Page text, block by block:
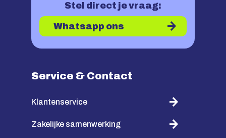
Stel direct je vraag:
Whatsapp ons
Service & Contact
Klantenservice
Zakelijke samenwerking